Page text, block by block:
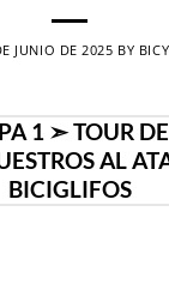
JUNIO DE 2025 BY
1 ➣ TOUR
AL
BICIGLIFOS